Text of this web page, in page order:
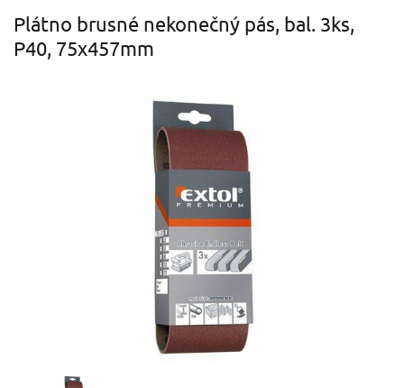
Plátno brusné nekonečný pás, bal. 3ks,
P40, 75x457mm